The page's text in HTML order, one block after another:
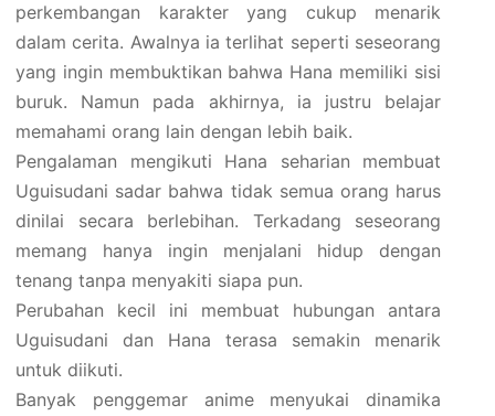
perkembangan karakter yang cukup menarik
dalam cerita. Awalnya ia terlihat seperti seseorang
yang ingin membuktikan bahwa Hana memiliki sisi
buruk. Namun pada akhirnya, ia justru belajar
memahami orang lain dengan lebih baik.
Pengalaman mengikuti Hana seharian membuat
Uguisudani sadar bahwa tidak semua orang harus
dinilai secara berlebihan. Terkadang seseorang
memang hanya ingin menjalani hidup dengan
tenang tanpa menyakiti siapa pun.
Perubahan kecil ini membuat hubungan antara
Uguisudani dan Hana terasa semakin menarik
untuk diikuti.
Banyak penggemar anime menyukai dinamika